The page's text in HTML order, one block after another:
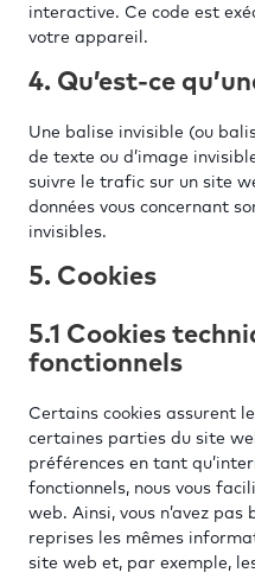
interactive. Ce code est
votre appareil.
4. Qu’est-ce
Une balise invisible (ou
de texte ou d’image
suivre le trafic sur un site
données vous concernant
invisibles.
5. Cookies
5.1 Cookies
fonctionnels
Certains cookies assurent
certaines parties du site
préférences en tant
fonctionnels, nous vous
web. Ainsi, vous n’avez
reprises les mêmes
site web et, par exemple,